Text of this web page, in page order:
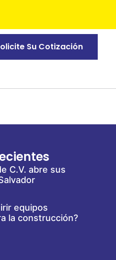
Su Cotización
C.V. abre sus
equipos
la construcción?